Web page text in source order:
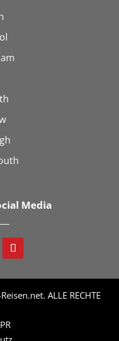
Media
ALLE RECHTE